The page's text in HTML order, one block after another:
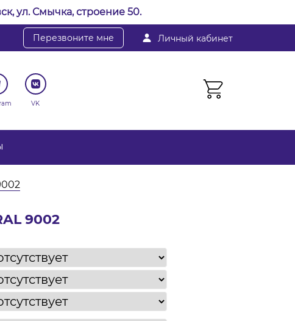
ул. Смычка, строение 50.
Личный кабинет
Перезвоните мне
VK
9002